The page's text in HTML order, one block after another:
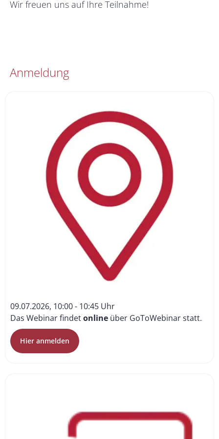
Wir freuen uns auf Ihre Teilnahme!
Anmeldung
09.07.2026, 10:00 - 10:45 Uhr
Das Webinar findetonline über GoToWebinar statt.
Hier anmelden